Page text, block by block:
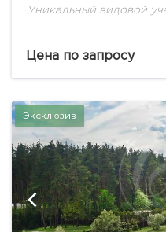
Уникальный видовой
Цена по запросу
Эксклюзив